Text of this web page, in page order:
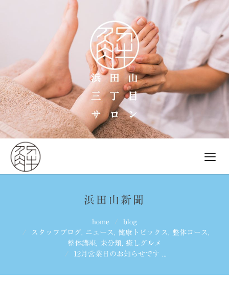
浜田山新聞
home
blog
スタッフブログ, ニュース , 健康トピックス , 整体コース ,
整体講座, 未分類, 癒しグルメ
12月営業日のお知らせです ...